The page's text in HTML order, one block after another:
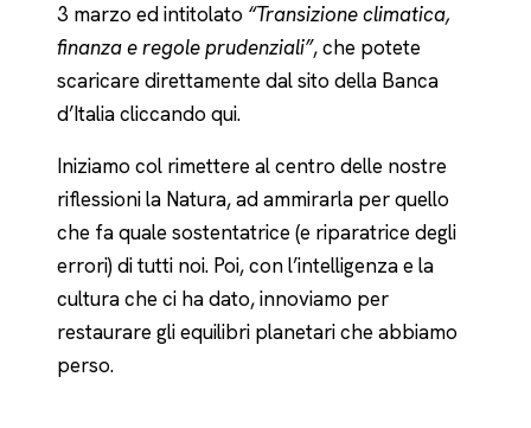
3 marzo ed intitolato “Transizione climatica,
finanza e regole prudenziali”, che potete
scaricare direttamente dal sito della Banca
d’Italia cliccando qui.
Iniziamo col rimettere al centro delle nostre
riflessioni la Natura, ad ammirarla per quello
che fa quale sostentatrice (e riparatrice degli
errori) di tutti noi. Poi, con l’intelligenza e la
cultura che ci ha dato, innoviamo per
restaurare gli equilibri planetari che abbiamo
perso.